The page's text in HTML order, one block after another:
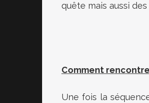
quête mais aussi
Comment
Une fois la